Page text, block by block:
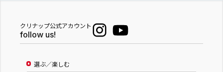
クリナップ公式アカウント
follow us!
選ぶ／楽しむ